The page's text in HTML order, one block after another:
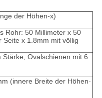
der Höhen-x)
Rohr: 50 Millimeter x 50
Seite x 1.8mm mit völlig
Ovalschienen mit 6
(innere Breite der Höhen-